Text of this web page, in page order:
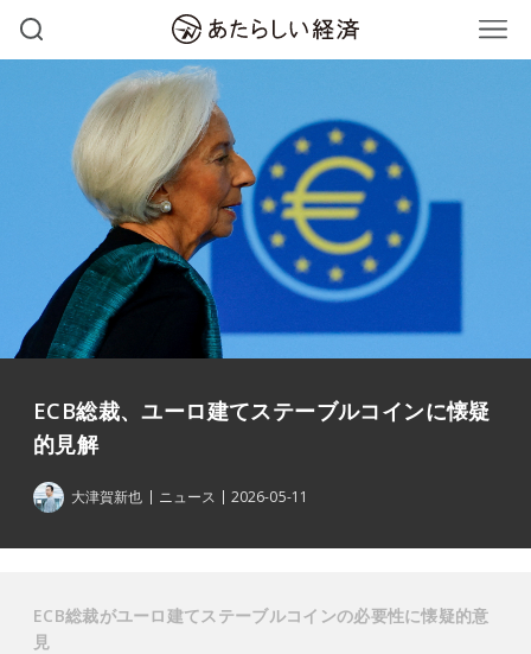
ECB総裁、ユーロ建てステーブルコインに懐疑
的見解
大津賀新也 ニュース 2026-05-11
ECB総裁がユーロ建てステーブルコインの必要性に懐疑的意
見